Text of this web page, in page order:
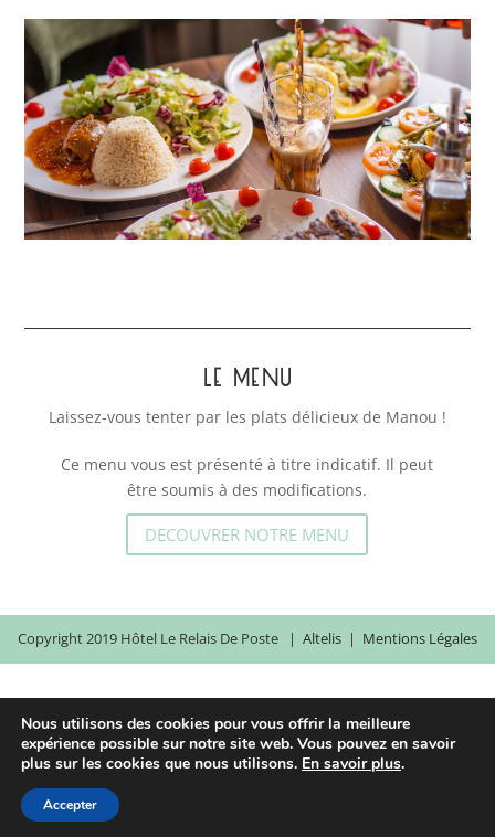
LE MENU
Laissez-vous tenter par les plats délicieux de Manou !
Ce menu vous est présenté à titre indicatif. Il peut
être soumis à des modifications.
DECOUVRER NOTRE MENU
Copyright 2019 Hôtel Le Relais De Poste | Altelis | Mentions Légales
Nous utilisons des cookies pour vous offrir la meilleure
expérience possible sur notre site web. Vous pouvez en savoir
plus sur les cookies que nous utilisons. En savoir plus.
Accepter